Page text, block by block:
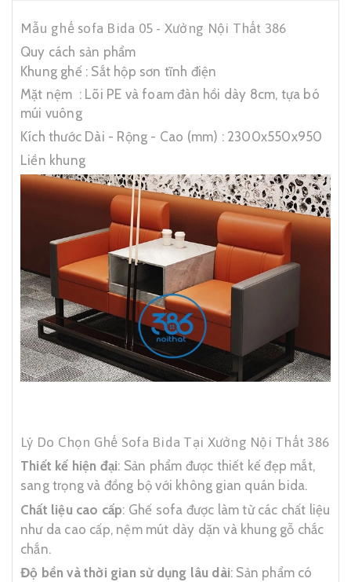
bida cao cấp. Hãy liên hệ ngay với chúng tôi để được tư vấn và báo
giá tốt Thông tin liên hệ: Nội 386- Chuyên thiết kế sản xuất nội thất
CLB Bida tại Hà Nội Xưởng sản xuất Thái Hòa, Bình Phú, Thạch
Thất, Hà Nội Hotline: 0989.349.103
Mẫu ghế sofa Bida 05 - Xưởng Nội Thất 386
Quy cách sản phẩm
Khung ghế : Sắt hộp sơn tĩnh điện
Mặt nệm : Lõi PE và foam đàn hồi dày 8cm, tựa bó
múi vuông
Kích thước Dài - Rộng - Cao (mm) : 2300x550x950
Liền khung
Lý Do Chọn Ghế Sofa Bida Tại Xưởng Nội Thất 386
Thiết kế hiện đại: Sản phẩm được thiết kế đẹp mắt,
sang trọng và đồng bộ với không gian quán bida.
Chất liệu cao cấp: Ghế sofa được làm từ các chất liệu
như da cao cấp, nệm mút dày dặn và khung gỗ chắc
chắn.
Độ bền và thời gian sử dụng lâu dài: Sản phẩm có